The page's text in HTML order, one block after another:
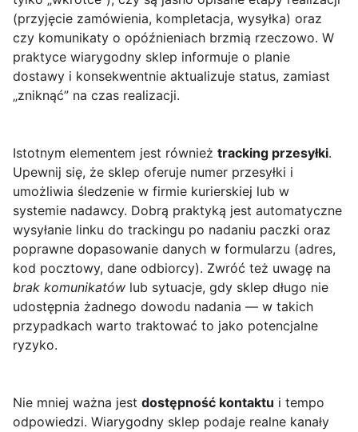
(przyjęcie zamówienia, kompletacja, wysyłka) oraz
czy komunikaty o opóźnieniach brzmią rzeczowo. W
praktyce wiarygodny sklep informuje o planie
dostawy i konsekwentnie aktualizuje status, zamiast
„zniknąć” na czas realizacji.
Istotnym elementem jest również tracking przesyłki.
Upewnij się, że sklep oferuje numer przesyłki i
umożliwia śledzenie w firmie kurierskiej lub w
systemie nadawcy. Dobrą praktyką jest automatyczne
wysyłanie linku do trackingu po nadaniu paczki oraz
poprawne dopasowanie danych w formularzu (adres,
kod pocztowy, dane odbiorcy). Zwróć też uwagę na
brak komunikatów lub sytuacje, gdy sklep długo nie
udostępnia żadnego dowodu nadania — w takich
przypadkach warto traktować to jako potencjalne
ryzyko.
Nie mniej ważna jest dostępność kontaktu i tempo
odpowiedzi. Wiarygodny sklep podaje realne kanały